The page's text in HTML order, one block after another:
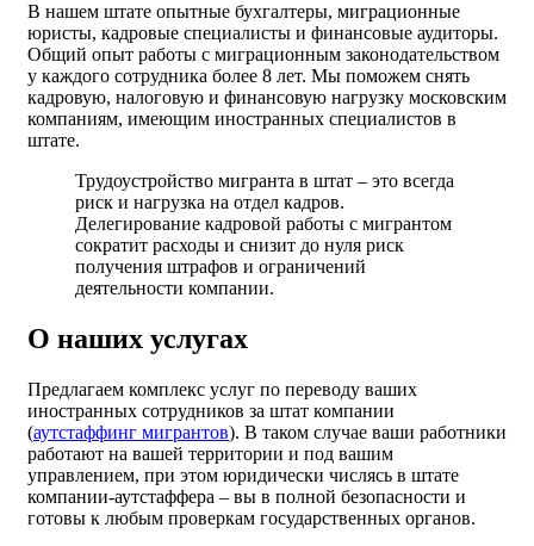
В нашем штате опытные бухгалтеры, миграционные
юристы, кадровые специалисты и финансовые аудиторы.
Общий опыт работы с миграционным законодательством
у каждого сотрудника более 8 лет. Мы поможем снять
кадровую, налоговую и финансовую нагрузку московским
компаниям, имеющим иностранных специалистов в
штате.
Трудоустройство мигранта в штат – это всегда
риск и нагрузка на отдел кадров.
Делегирование кадровой работы с мигрантом
сократит расходы и снизит до нуля риск
получения штрафов и ограничений
деятельности компании.
О наших услугах
Предлагаем комплекс услуг по переводу ваших
иностранных сотрудников за штат компании
(аутстаффинг мигрантов). В таком случае ваши работники
работают на вашей территории и под вашим
управлением, при этом юридически числясь в штате
компании-аутстаффера – вы в полной безопасности и
готовы к любым проверкам государственных органов.